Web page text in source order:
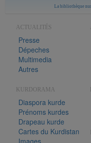
La bibliothèque
ACTUALITÉS
Presse
Dépeches
Multimedia
Autres
KURDORAMA
Diaspora kurde
Prénoms kurdes
Drapeau kurde
Cartes du Kurdistan